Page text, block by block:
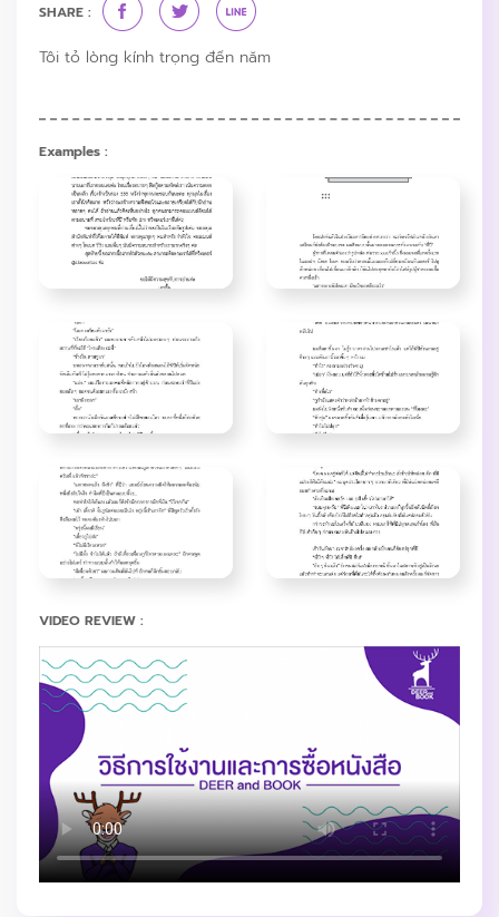
SHARE :
Tôi tỏ lòng kính trọng đến năm
Examples :
VIDEO REVIEW :